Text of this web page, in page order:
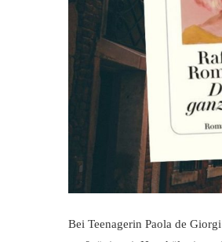
Bei Teenagerin Paola de